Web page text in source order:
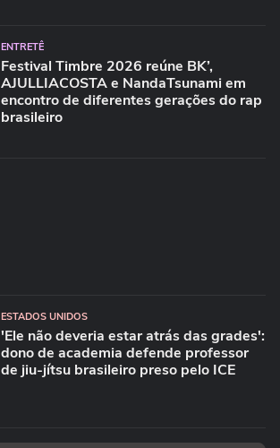
ENTRETÊ
Festival Timbre 2026 reúne BK’,
AJULLIACOSTA e NandaTsunami em
encontro de diferentes gerações do rap
brasileiro
ESTADOS UNIDOS
'Ele não deveria estar atrás das grades':
dono de academia defende professor
de jiu-jítsu brasileiro preso pelo ICE